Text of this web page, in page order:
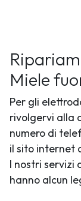
Miele
Per gli
rivolgervi alla
numero di
il sito internet
I nostri servizi
hanno alcun